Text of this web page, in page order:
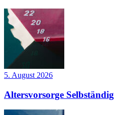
5. August 2026
Altersvorsorge